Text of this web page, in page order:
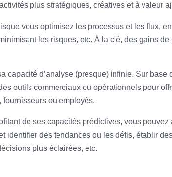
plus stratégiques, créatives et à valeur
vous optimisez les processus et les flux,
les risques, etc. À la clé, des gains de
capacité d’analyse (presque) infinie. Sur base
outils commerciaux ou opérationnels pour
fournisseurs ou employés.
de ses capacités prédictives, vous pouvez
identifier des tendances ou les défis, établir
plus éclairées, etc.